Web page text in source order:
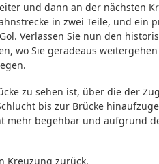
und dann an der nächsten
in zwei Teile, und ein
Verlassen Sie nun den
wo Sie geradeaus
zu sehen ist, über die der
bis zur Brücke
mehr begehbar und aufgrund
Kreuzung zurück.